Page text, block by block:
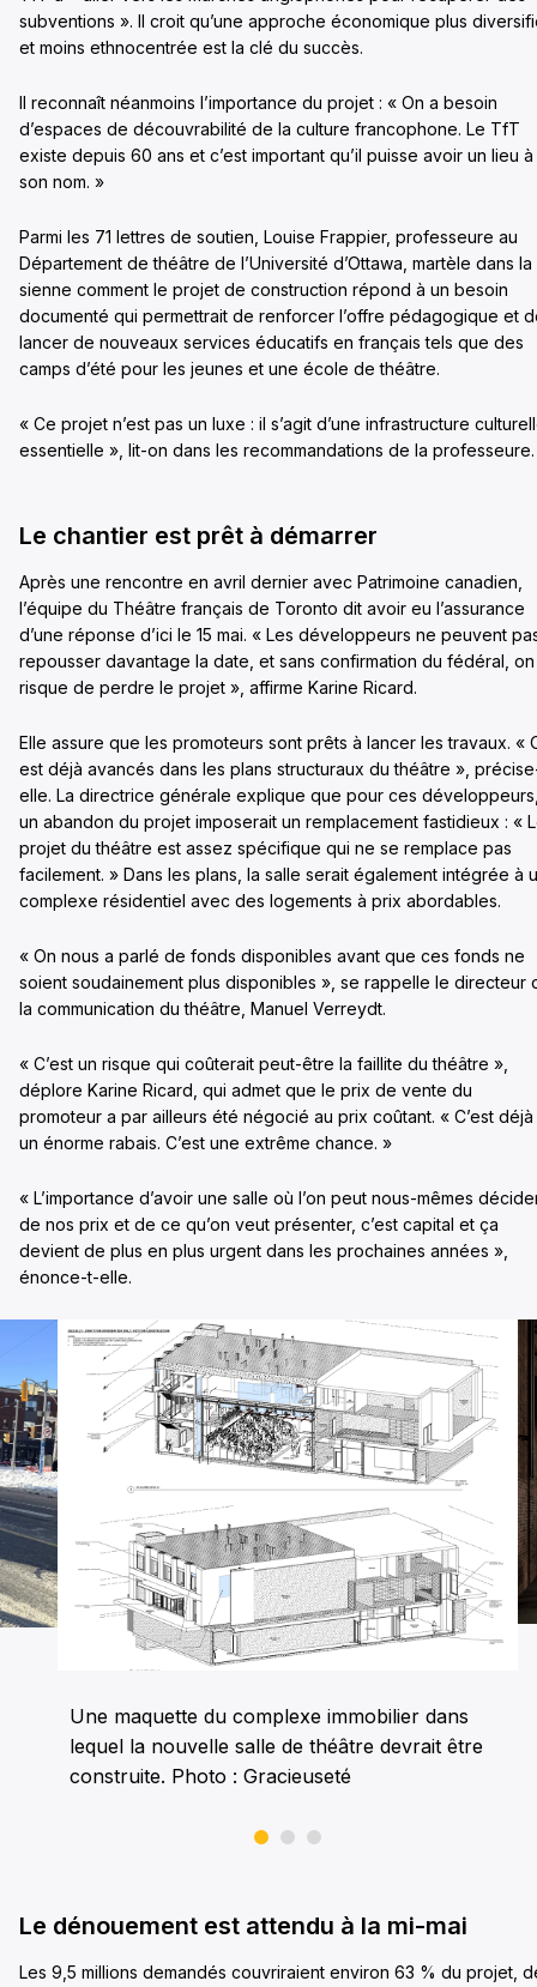
subventions ». Il croit qu’une approche économique plus
et moins ethnocentrée est la clé du succès.
Il reconnaît néanmoins l’importance du projet : « On a besoin
d’espaces de découvrabilité de la culture francophone. Le TfT
existe depuis 60 ans et c’est important qu’il puisse avoir un lieu à
son nom. »
Parmi les 71 lettres de soutien, Louise Frappier, professeure au
Département de théâtre de l’Université d’Ottawa, martèle dans la
sienne comment le projet de construction répond à un besoin
documenté qui permettrait de renforcer l’offre pédagogique et
lancer de nouveaux services éducatifs en français tels que des
camps d’été pour les jeunes et une école de théâtre.
« Ce projet n’est pas un luxe : il s’agit d’une infrastructure
essentielle », lit-on dans les recommandations de la professeure.
Le chantier est prêt à démarrer
Après une rencontre en avril dernier avec Patrimoine canadien,
l’équipe du Théâtre français de Toronto dit avoir eu l’assurance
d’une réponse d’ici le 15 mai. « Les développeurs ne peuvent
repousser davantage la date, et sans confirmation du fédéral, on
risque de perdre le projet », affirme Karine Ricard.
Elle assure que les promoteurs sont prêts à lancer les travaux. «
est déjà avancés dans les plans structuraux du théâtre »,
elle. La directrice générale explique que pour ces
un abandon du projet imposerait un remplacement fastidieux : «
projet du théâtre est assez spécifique qui ne se remplace pas
facilement. » Dans les plans, la salle serait également intégrée à
complexe résidentiel avec des logements à prix abordables.
« On nous a parlé de fonds disponibles avant que ces fonds ne
soient soudainement plus disponibles », se rappelle le directeur
la communication du théâtre, Manuel Verreydt.
« C’est un risque qui coûterait peut-être la faillite du théâtre »,
déplore Karine Ricard, qui admet que le prix de vente du
promoteur a par ailleurs été négocié au prix coûtant. « C’est déjà
un énorme rabais. C’est une extrême chance. »
« L’importance d’avoir une salle où l’on peut nous-mêmes
de nos prix et de ce qu’on veut présenter, c’est capital et ça
devient de plus en plus urgent dans les prochaines années »,
énonce-t-elle.
Une maquette du complexe immobilier dans
lequel la nouvelle salle de théâtre devrait être
construite. Photo : Gracieuseté
Le dénouement est attendu à la mi-mai
Les 9,5 millions demandés couvriraient environ 63 % du projet,